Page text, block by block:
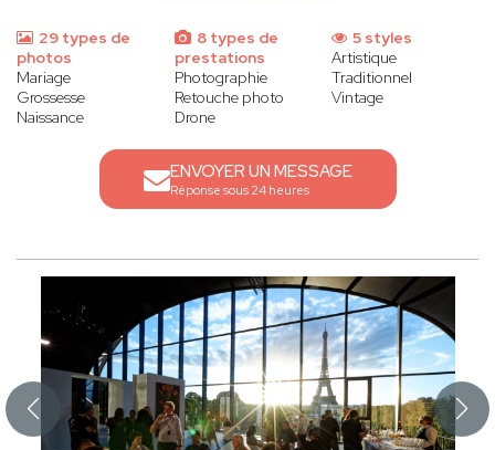
29 types de
photos
Mariage
Grossesse
Naissance
8 types de
prestations
Photographie
Retouche photo
Drone
5 styles
Artistique
Traditionnel
Vintage
ENVOYER UN MESSAGE
Réponse sous 24 heures